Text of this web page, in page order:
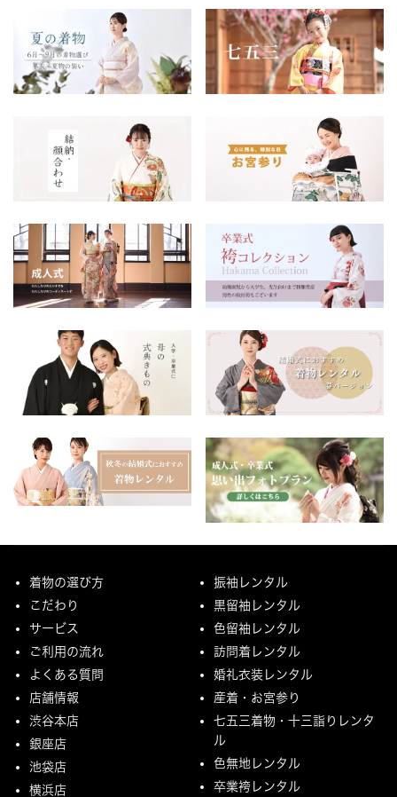
着物の選び方
こだわり
サービス
ご利用の流れ
よくある質問
店舗情報
渋谷本店
銀座店
池袋店
横浜店
振袖レンタル
黒留袖レンタル
色留袖レンタル
訪問着レンタル
婚礼衣装レンタル
産着・お宮参り
七五三着物・十三詣りレンタ
ル
色無地レンタル
卒業袴レンタル